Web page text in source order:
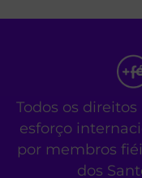
Todos os
esforço
por membros
dos